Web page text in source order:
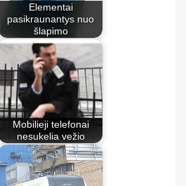
Elementai
pasikraunantys nuo
šlapimo
Mobilieji telefonai
nesukelia vežio